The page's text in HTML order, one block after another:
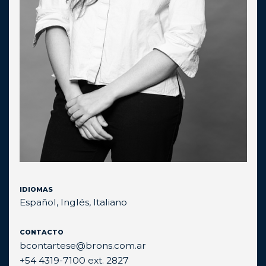
IDIOMAS
Español, Inglés, Italiano
CONTACTO
bcontartese@brons.com.ar
+54 4319-7100 ext. 2827